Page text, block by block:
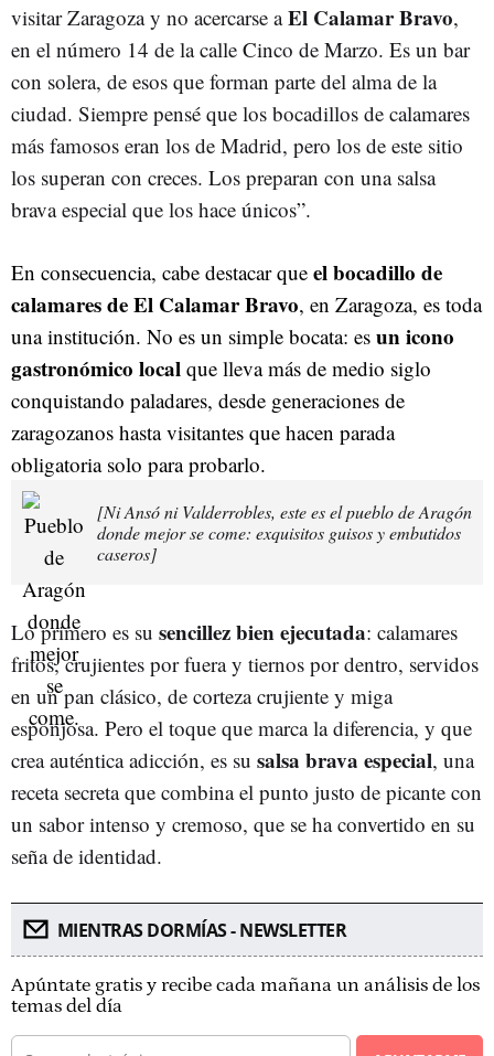
visitar Zaragoza y no acercarse aEl Calamar Bravo,
en el número 14 de la calle Cinco de Marzo. Es un bar
con solera, de esos que forman parte del alma de la
ciudad. Siempre pensé que los bocadillos de calamares
más famosos eran los de Madrid, pero los de este sitio
los superan con creces. Los preparan con una salsa
brava especial que los hace únicos”.
En consecuencia, cabe destacar que el bocadillo de
calamares de El Calamar Bravo, en Zaragoza, es toda
una institución. No es un simple bocata: es un icono
gastronómico local que lleva más de medio siglo
conquistando paladares, desde generaciones de
zaragozanos hasta visitantes que hacen parada
obligatoria solo para probarlo.
[Ni Ansó ni Valderrobles, este es el pueblo de Aragón
donde mejor se come: exquisitos guisos y embutidos
caseros]
Lo primero es su sencillez bien ejecutada: calamares
fritos, crujientes por fuera y tiernos por dentro, servidos
en un pan clásico, de corteza crujiente y miga
esponjosa. Pero el toque que marca la diferencia, y que
crea auténtica adicción, es su salsa brava especial, una
receta secreta que combina el punto justo de picante con
un sabor intenso y cremoso, que se ha convertido en su
seña de identidad.
MIENTRAS DORMÍAS - NEWSLETTER
Apúntate gratis y recibe cada mañana un análisis de los
temas del día